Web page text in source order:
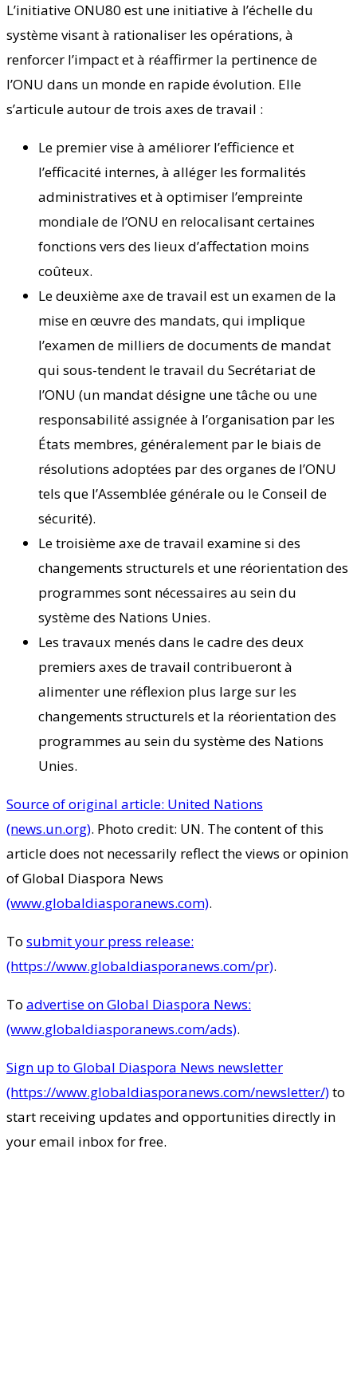
L’initiative ONU80 est une initiative à l’échelle du
système visant à rationaliser les opérations, à
renforcer l’impact et à réaffirmer la pertinence de
l’ONU dans un monde en rapide évolution. Elle
s’articule autour de trois axes de travail :
Le premier vise à améliorer l’efficience et
l’efficacité internes, à alléger les formalités
administratives et à optimiser l’empreinte
mondiale de l’ONU en relocalisant certaines
fonctions vers des lieux d’affectation moins
coûteux.
Le deuxième axe de travail est un examen de la
mise en œuvre des mandats, qui implique
l’examen de milliers de documents de mandat
qui sous-tendent le travail du Secrétariat de
l’ONU (un mandat désigne une tâche ou une
responsabilité assignée à l’organisation par les
États membres, généralement par le biais de
résolutions adoptées par des organes de l’ONU
tels que l’Assemblée générale ou le Conseil de
sécurité).
Le troisième axe de travail examine si des
changements structurels et une réorientation des
programmes sont nécessaires au sein du
système des Nations Unies.
Les travaux menés dans le cadre des deux
premiers axes de travail contribueront à
alimenter une réflexion plus large sur les
changements structurels et la réorientation des
programmes au sein du système des Nations
Unies.
Source of original article: United Nations
(news.un.org). Photo credit: UN. The content of this
article does not necessarily reflect the views or opinion
of Global Diaspora News
(www.globaldiasporanews.com).
To submit your press release:
(https://www.globaldiasporanews.com/pr).
To advertise on Global Diaspora News:
(www.globaldiasporanews.com/ads).
Sign up to Global Diaspora News newsletter
(https://www.globaldiasporanews.com/newsletter/)to
start receiving updates and opportunities directly in
your email inbox for free.